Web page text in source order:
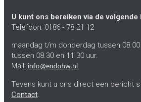
U kunt ons bereiken via de volgende
Telefoon: 0186 - 78 21 12
maandag t/m donderdag tussen 08.00
tussen 08.30 en 11.30 uur.
Mail: info@endohw.nl
Tevens kunt u ons direct een bericht
Contact.